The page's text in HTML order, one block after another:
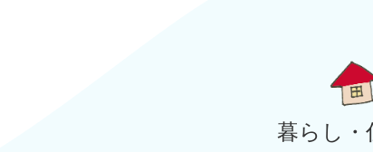
暮らし・